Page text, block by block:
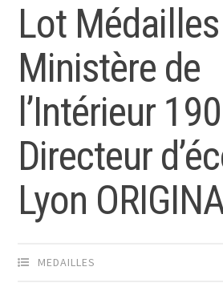
Lot Médailles
Ministère de
l’Intérieur
Directeur
Lyon
MEDAILLES